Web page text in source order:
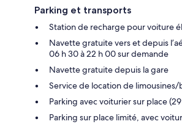
Parking et transports
Station de recharge pour voiture
Navette gratuite vers et depuis
06 h 30 à 22 h 00 sur demande
Navette gratuite depuis la gare
Service de location de limousines/
Parking avec voiturier sur place
Parking sur place limité, avec